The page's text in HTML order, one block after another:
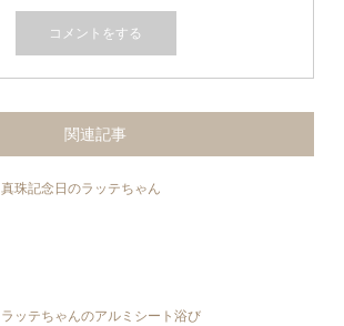
関連記事
真珠記念日のラッテちゃん
ラッテちゃんのアルミシート浴び